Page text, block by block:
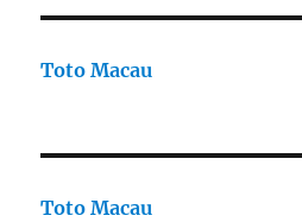
Toto Macau
Toto Macau